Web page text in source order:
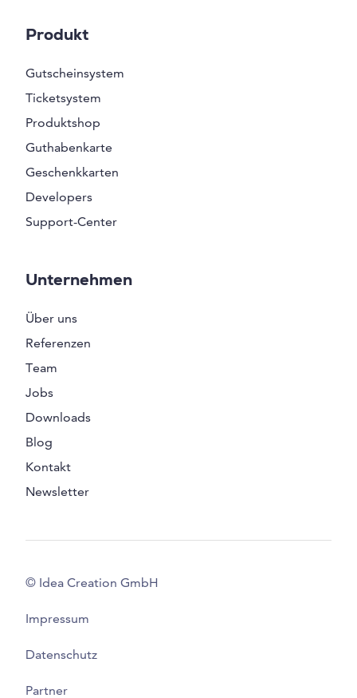
Produkt
Gutscheinsystem
Ticketsystem
Produktshop
Guthabenkarte
Geschenkkarten
Developers
Support-Center
Unternehmen
Über uns
Referenzen
Team
Jobs
Downloads
Blog
Kontakt
Newsletter
© Idea Creation GmbH
Impressum
Datenschutz
Partner